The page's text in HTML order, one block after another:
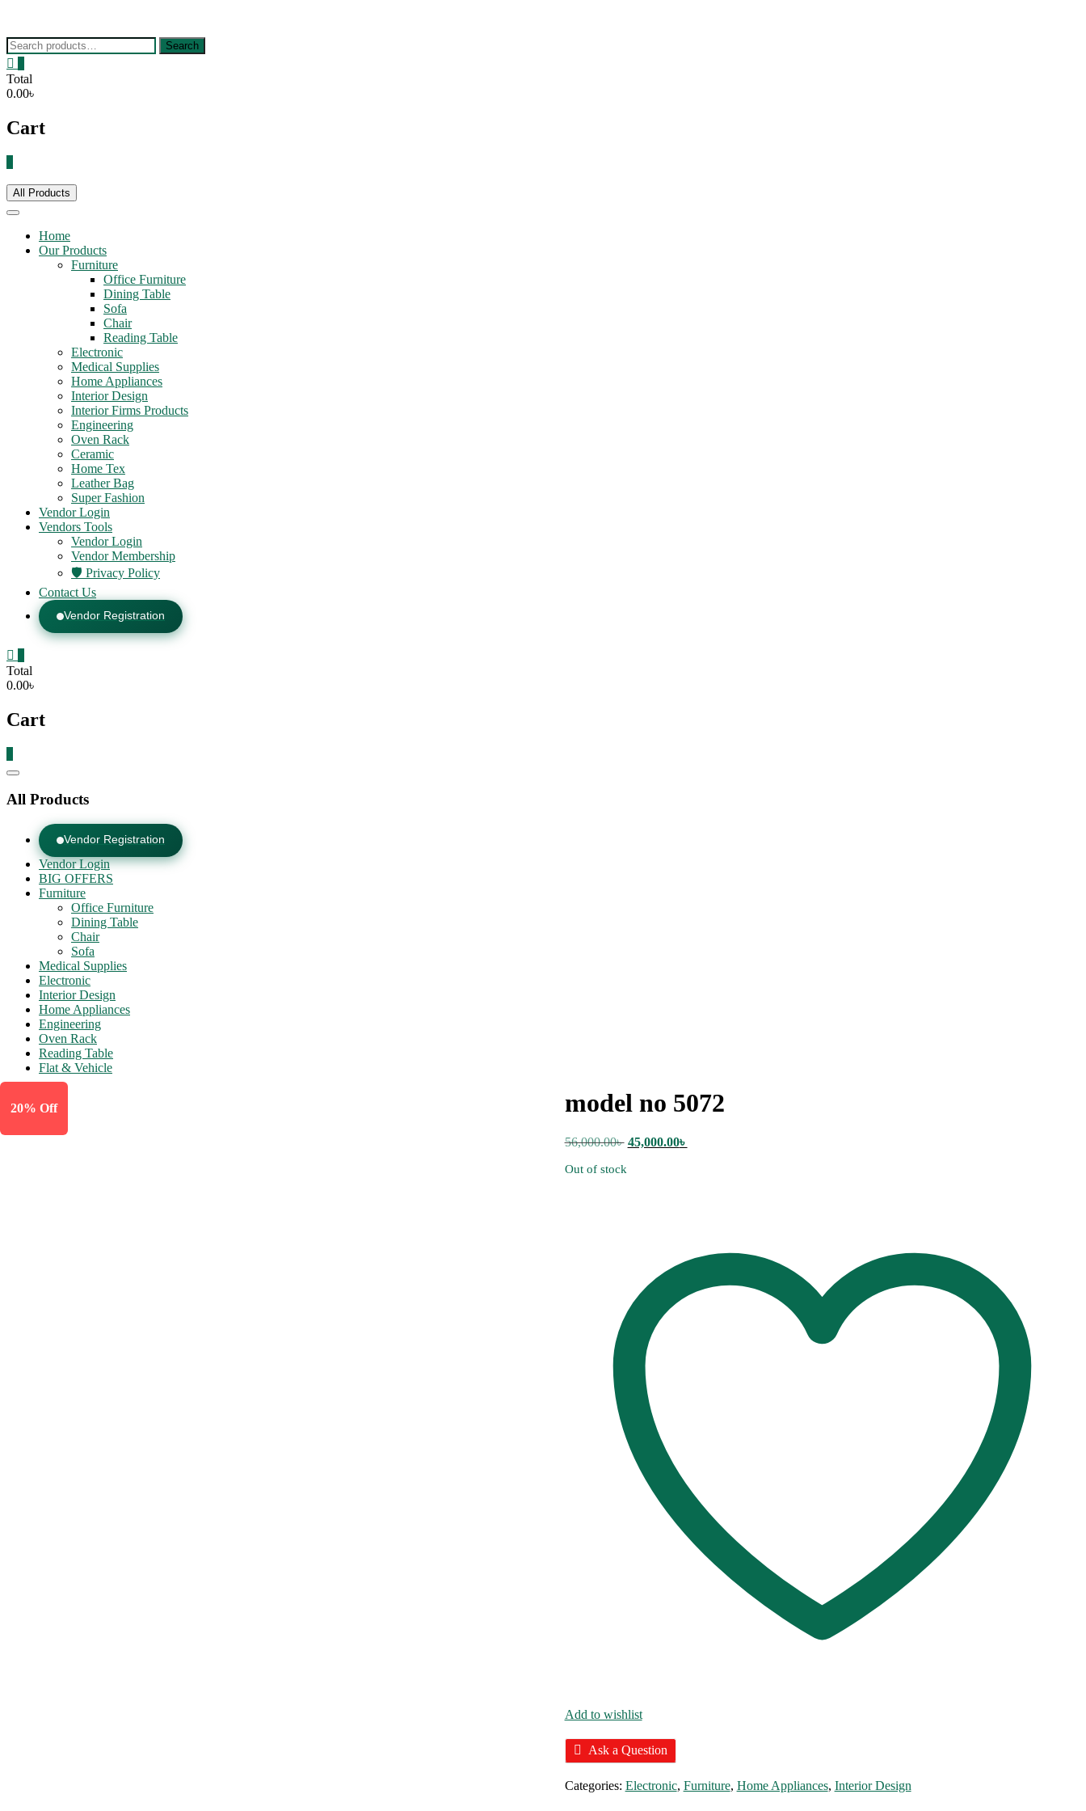
content
Search
for:
Search
Total
0.00৳
Cart
All Products
Home
Our Products
Furniture
Office Furniture
Dining Table
Sofa
Chair
Reading Table
Electronic
Medical Supplies
Home Appliances
Interior Design
Interior Firms Products
Engineering
Oven Rack
Ceramic
Home Tex
Leather Bag
Super Fashion
Vendor Login
Vendors Tools
Vendor Login
Vendor Membership
🛡️ Privacy Policy
Contact Us
Vendor Registration
Total
0.00৳
Cart
Catalog
All Products
Vendor Registration
Vendor Login
BIG OFFERS
Furniture
Office Furniture
Dining Table
Chair
Sofa
Medical Supplies
Electronic
Interior Design
Home Appliances
Engineering
Oven Rack
Reading Table
Flat & Vehicle
20% Off model no 5072
56,000.00৳ Original
was:
45,000.00৳
Out of stock
Add to wishlist
Ask a Question
Categories: Electronic, Furniture, Home Appliances, Interior Design